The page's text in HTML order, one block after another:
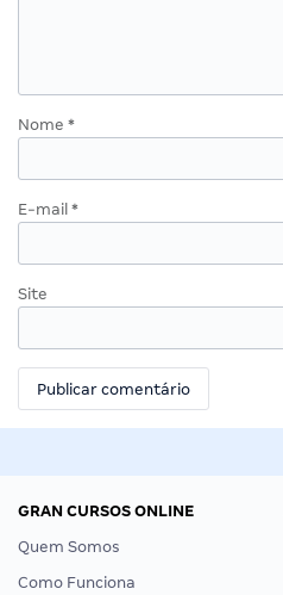
Nome *
E-mail *
Site
GRAN CURSOS ONLINE
Quem Somos
Como Funciona